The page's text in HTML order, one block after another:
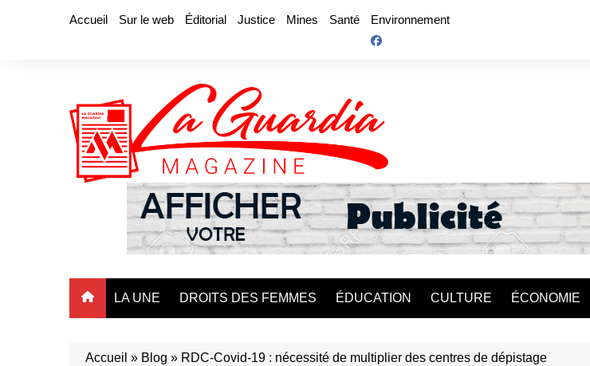
Accueil Sur le web Éditorial Justice Mines Santé Environnement
LA UNE DROITS DES FEMMES ÉDUCATION CULTURE ÉCONOMIE
Accueil » Blog » RDC-Covid-19 : nécessité de multiplier des centres de dépistage